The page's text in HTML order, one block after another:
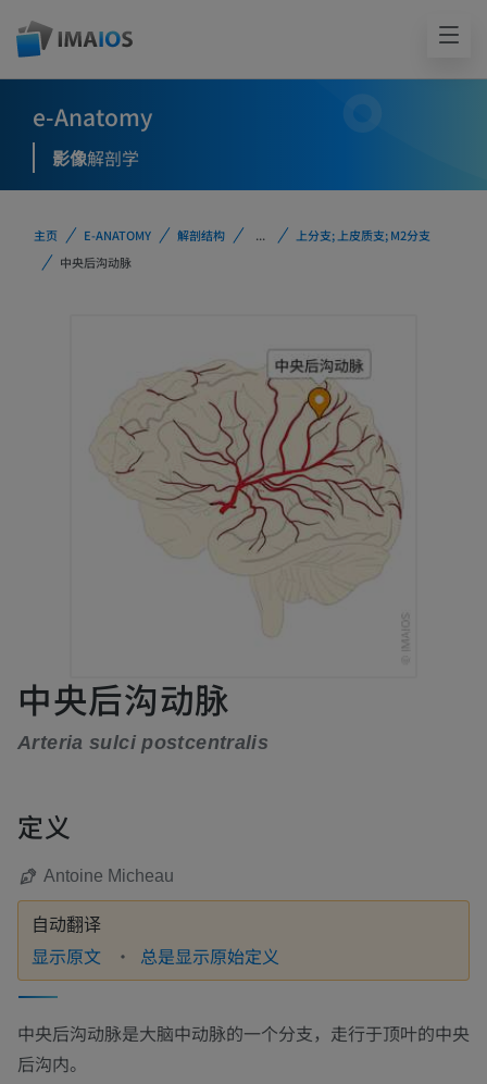
e-Anatomy
影像解剖学
主页 E-ANATOMY 解剖结构 ...
上分支; 上皮质支; M2分支
中央后沟动脉
中央后沟动脉
Arteria sulci postcentralis
定义
Antoine Micheau
自动翻译
显示原文 总是显示原始定义
中央后沟动脉是大脑中动脉的一个分支，走行于顶叶的中央
后沟内。